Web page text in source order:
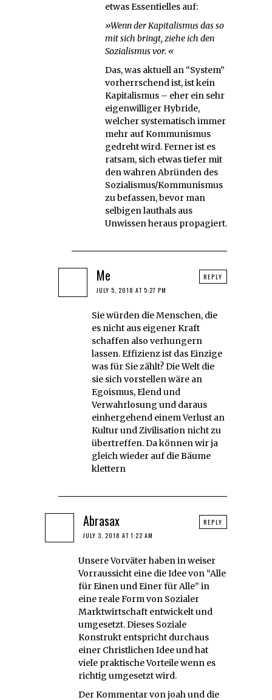
etwas Essentielles auf:
»Wenn der Kapitalismus das so
mit sich bringt, ziehe ich den
Sozialismus vor. «
Das, was aktuell an “System”
vorherrschend ist, ist kein
Kapitalismus – eher ein sehr
eigenwilliger Hybride,
welcher systematisch immer
mehr auf Kommunismus
gedreht wird. Ferner ist es
ratsam, sich etwas tiefer mit
den wahren Abründen des
Sozialismus/Kommunismus
zu befassen, bevor man
selbigen lauthals aus
Unwissen heraus propagiert.
Me
JULY 5, 2018 AT 5:27 PM
Sie würden die Menschen, die
es nicht aus eigener Kraft
schaffen also verhungern
lassen. Effizienz ist das Einzige
was für Sie zählt? Die Welt die
sie sich vorstellen wäre an
Egoismus, Elend und
Verwahrlosung und daraus
einhergehend einem Verlust an
Kultur und Zivilisation nicht zu
übertreffen. Da können wir ja
gleich wieder auf die Bäume
klettern
REPLY
Abrasax
JULY 3, 2018 AT 1:22 AM
Unsere Vorväter haben in weiser
Vorraussicht eine die Idee von “Alle
für Einen und Einer für Alle” in
eine reale Form von Sozialer
Marktwirtschaft entwickelt und
umgesetzt. Dieses Soziale
Konstrukt entspricht durchaus
einer Christlichen Idee und hat
viele praktische Vorteile wenn es
richtig umgesetzt wird.
Der Kommentar von joah und die
REPLY